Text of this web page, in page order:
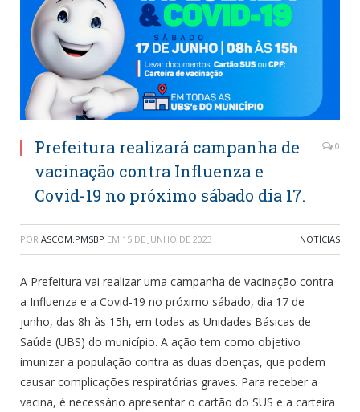
Prefeitura realizará campanha de
vacinação contra Influenza e
Covid-19 no próximo sábado dia 17.
0
POR ASCOM.PMSBP EM 15 DE JUNHO DE 2023 NOTÍCIAS
A Prefeitura vai realizar uma campanha de vacinação contra
a Influenza e a Covid-19 no próximo sábado, dia 17 de
junho, das 8h às 15h, em todas as Unidades Básicas de
Saúde (UBS) do município. A ação tem como objetivo
imunizar a população contra as duas doenças, que podem
causar complicações respiratórias graves. Para receber a
vacina, é necessário apresentar o cartão do SUS e a carteira